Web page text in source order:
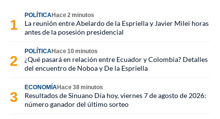
POLÍTICAHace 2 minutos
La reunión entre Abelardo de la Espriella y Javier Milei horas
antes de la posesión presidencial
POLÍTICAHace 10 minutos
¿Qué pasará en relación entre Ecuador y Colombia? Detalles
del encuentro de Noboa y De la Espriella
ECONOMÍAHace 38 minutos
Resultados de Sinuano Día hoy, viernes 7 de agosto de 2026:
número ganador del último sorteo